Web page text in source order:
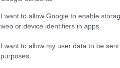
I want to allow Google to enable
web or device identifiers in apps.
I want to allow my user data to be
purposes.
Akram Khan: